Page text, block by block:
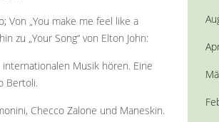
Von „You make me feel like a
zu „Your Song“ von Elton John:
Musik hören. Eine
Bertoli.
Checco Zalone und Maneskin.